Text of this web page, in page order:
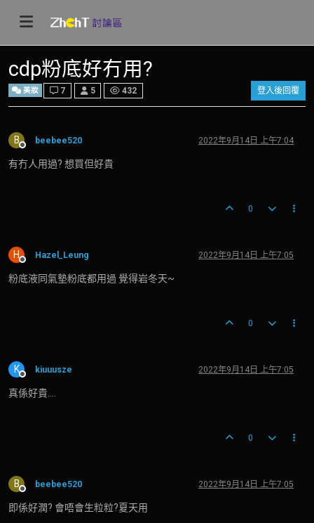
cdp粉底好冇用?
美妝 7 5 432 登入後回覆
B
離線
beebee520 2022年9月14日 上午7:04
有冇人用過? 想買但好貴
0
H
離線
Hazel_Leung 2022年9月14日 上午7:05
粉底液同氣墊粉底都用過 覺得岩冬天~
0
K
離線
kiuuusze 2022年9月14日 上午7:05
真係好貴....
0
B
離線
beebee520 2022年9月14日 上午7:05
即係好潤? 會唔會生粒粒?夏天用